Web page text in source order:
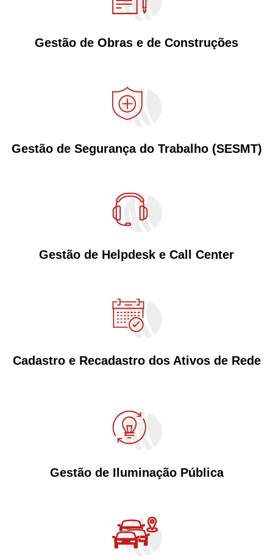
Gestão de Obras e de Construções
Gestão de Segurança do Trabalho (SESMT)
Gestão de Helpdesk e Call Center
Cadastro e Recadastro dos Ativos de Rede
Gestão de Iluminação Pública